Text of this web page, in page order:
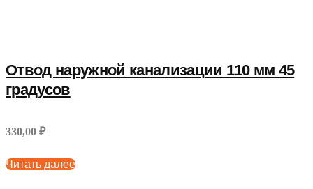
Отвод наружной канализации 110 мм 45
градусов
330,00 ₽
Читать далее